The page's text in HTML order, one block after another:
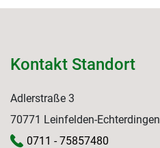
Kontakt Standort
Adlerstraße 3
70771 Leinfelden-Echterdingen
0711 - 75857480